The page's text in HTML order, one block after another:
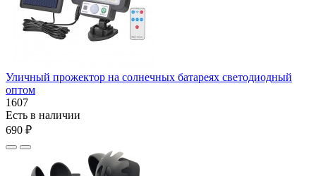
Уличный прожектор на солнечных батареях светодиодный
оптом
1607
Есть в наличии
690 ₽